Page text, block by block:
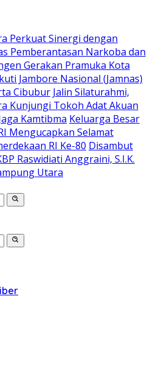
Perkuat Sinergi dengan
Pemberantasan Narkoba dan
Gerakan Pramuka Kota
Jambore Nasional (Jamnas)
Cibubur Jalin Silaturahmi,
Kunjungi Tokoh Adat Akuan
Kamtibma Keluarga Besar
Mengucapkan Selamat
RI Ke-80 Disambut
Raswidiati Anggraini, S.I.K.
Utara